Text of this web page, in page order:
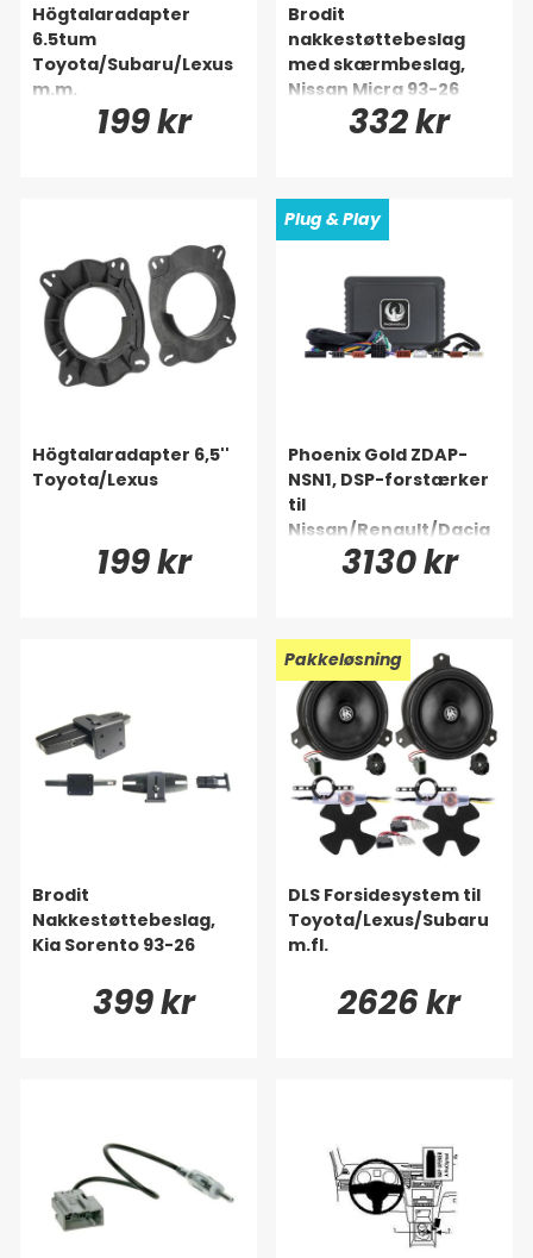
Högtalaradapter
6.5tum
Toyota/Subaru/Lexus
m.m.
199 kr
Brodit
nakkestøttebeslag
med skærmbeslag,
Nissan Micra 93-26
332 kr
Högtalaradapter 6,5''
Toyota/Lexus
199 kr
Plug & Play
Phoenix Gold ZDAP-
NSN1, DSP-forstærker
til
Nissan/Renault/Dacia
m.fl. 2004-3130 kr
Brodit
Nakkestøttebeslag,
Kia Sorento 93-26
399 kr
Pakkeløsning
DLS Forsidesystem til
Toyota/Lexus/Subaru
m.fl.
2626 kr